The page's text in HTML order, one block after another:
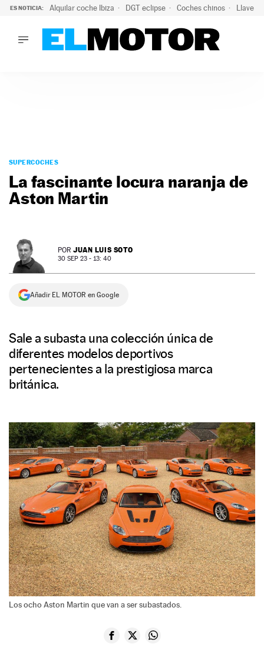
ES NOTICIA: Alquilar coche Ibiza DGT eclipse Coches chinos Llaves
PODCAST
MOTOS
TECNOLOGÍA
PREMIOS
SERVICIOS
SUPERCOCHES
La fascinante locura naranja de
Aston Martin
POR JUAN LUIS SOTO
30 SEP 23 - 13: 40
Añadir EL MOTOR en Google
Sale a subasta una colección única de
diferentes modelos deportivos
pertenecientes a la prestigiosa marca
británica.
Los ocho Aston Martin que van a ser subastados.